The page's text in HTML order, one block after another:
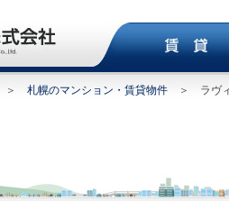
＞ 札幌のマンション・賃貸物件 ＞ ラヴ